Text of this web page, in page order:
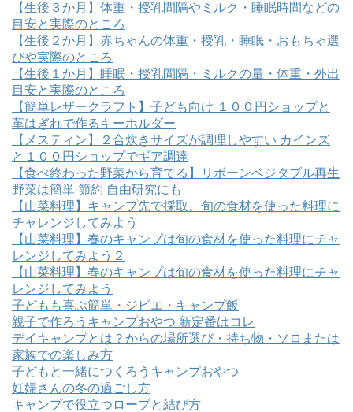
【生後３か月】体重・授乳間隔やミルク・睡眠時間などの
目安と実際のところ
【生後２か月】赤ちゃんの体重・授乳・睡眠・おもちゃ選
びや実際のところ
【生後１か月】睡眠・授乳間隔・ミルクの量・体重・外出
目安と実際のところ
【簡単レザークラフト】子ども向け １００円ショップと
革はぎれで作るキーホルダー
【メスティン】２合炊きサイズが調理しやすい カインズ
と１００円ショップでギア調達
【食べ終わった野菜から育てる】リボーンベジタブル再生
野菜は簡単 節約 自由研究にも
【山菜料理】キャンプ先で採取。旬の食材を使った料理に
チャレンジしてみよう
【山菜料理】春のキャンプは旬の食材を使った料理にチャ
レンジしてみよう２
【山菜料理】春のキャンプは旬の食材を使った料理にチャ
レンジしてみよう
子どもも喜ぶ簡単・ジビエ・キャンプ飯
親子で作ろうキャンプおやつ 新定番はコレ
デイキャンプとは？からの場所選び・持ち物・ソロまたは
家族での楽しみ方
子どもと一緒につくろうキャンプおやつ
妊婦さんの冬の過ごし方
キャンプで役立つロープと結び方